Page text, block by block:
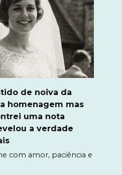
de noiva da
homenagem mas
uma nota
a verdade
com amor, paciência e